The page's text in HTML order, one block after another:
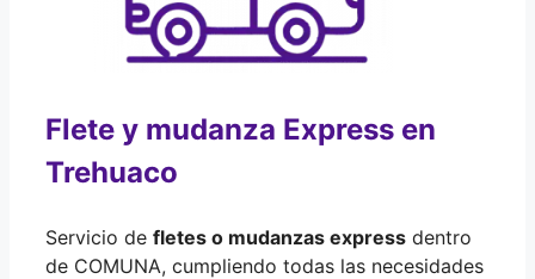
Flete y mudanza Express en
Trehuaco
Servicio de fletes o mudanzas express dentro
de COMUNA, cumpliendo todas las necesidades